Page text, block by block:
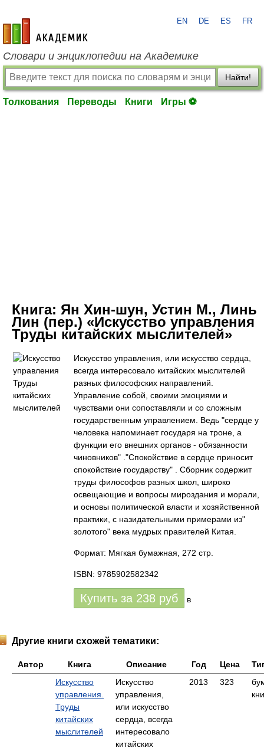
academic.ru
EN DE ES FR
Словари и энциклопедии на Академике
Найти!
Толкования Переводы Книги Игры ⚽
Книга: Ян Хин-шун, Устин М., Линь
Лин (пер.) «Искусство управления
Труды китайских мыслителей»
Искусство управления, или искусство сердца,
всегда интересовало китайских мыслителей
разных философских направлений.
Управление собой, своими эмоциями и
чувствами они сопоставляли и со сложным
государственным управлением. Ведь "сердце у
человека напоминает государя на троне, а
функции его внешних органов - обязанности
чиновников" ."Спокойствие в сердце приносит
спокойствие государству" . Сборник содержит
труды философов разных школ, широко
освещающие и вопросы мироздания и морали,
и основы политической власти и хозяйственной
практики, с назидательными примерами из"
золотого" века мудрых правителей Китая.
Формат: Мягкая бумажная, 272 стр.
ISBN: 9785902582342
Купить за 238 руб в
Другие книги схожей тематики:
Автор Книга Описание Год Цена
Искусство
управления.
Труды
китайских
мыслителей
Искусство
управления,
или искусство
сердца, всегда
интересовало
китайских
2013 323